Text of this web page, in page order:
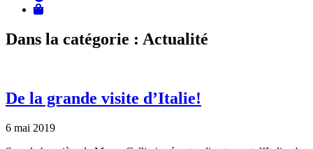
Dans la catégorie : Actualité
De la grande visite d’Italie!
6 mai 2019